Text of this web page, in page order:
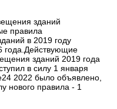
зданий
правила
в 2019 году
года.Действующие
зданий 2019 года
в силу 1 января
2022 было объявлено,
нового правила - 1